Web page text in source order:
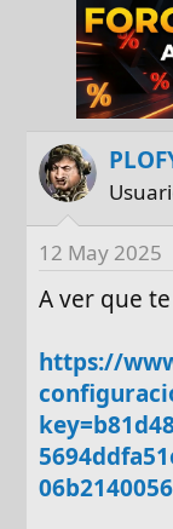
12 May 2025
A ver que
https://